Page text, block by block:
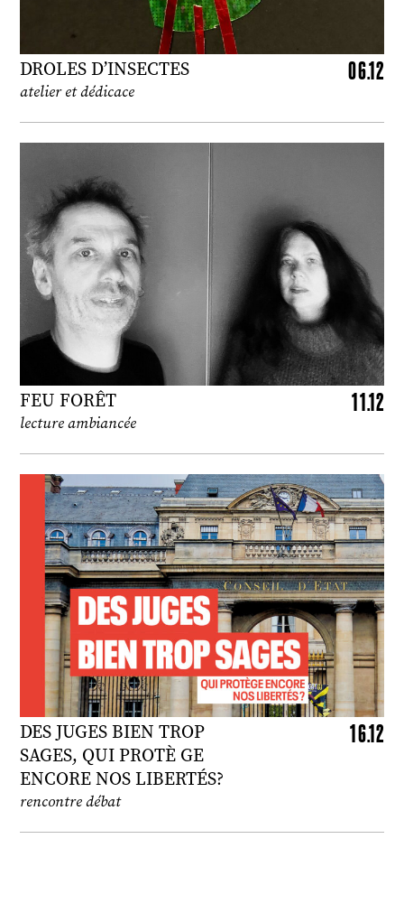
DROLES D’INSECTES 06.12
atelier et dédicace
FEU FORÊT 11.12
lecture ambiancée
DES JUGES BIEN TROP
SAGES, QUI PROTÈ GE
ENCORE NOS LIBERTÉS?
16.12
rencontre débat